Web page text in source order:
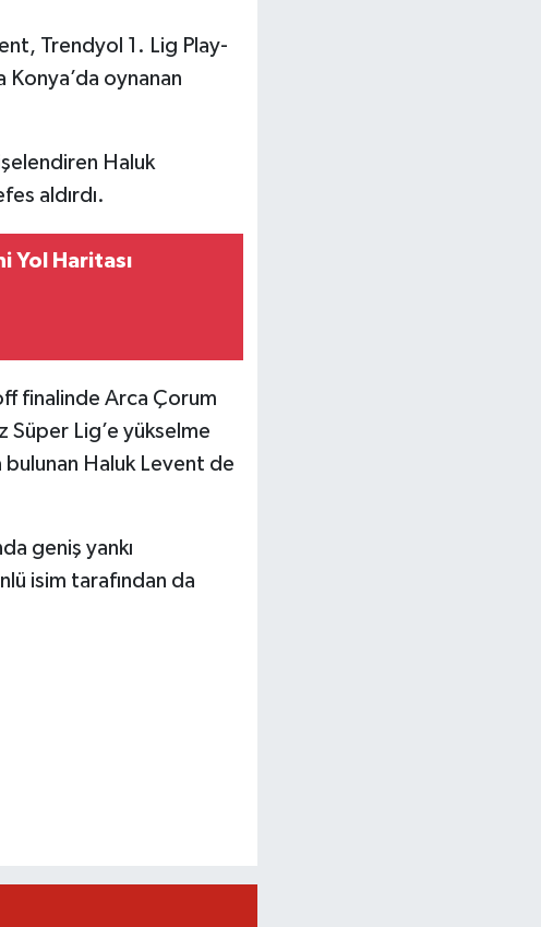
Trendyol 1. Lig Play-
Konya’da oynanan
Haluk
aldırdı.
Yol Haritası
finalinde Arca Çorum
Süper Lig’e yükselme
bulunan Haluk Levent de
geniş yankı
isim tarafından da